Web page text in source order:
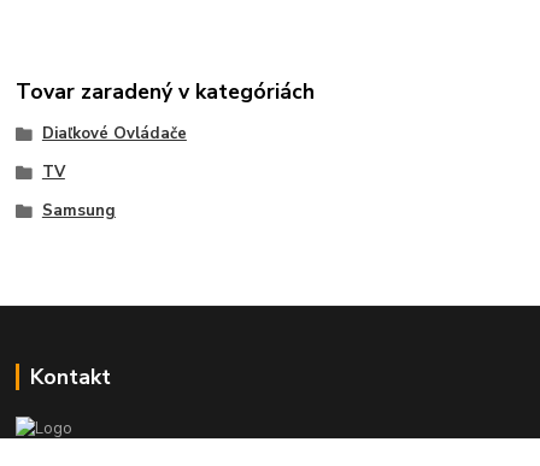
Tovar zaradený v kategóriách
Diaľkové Ovládače
TV
Samsung
Kontakt